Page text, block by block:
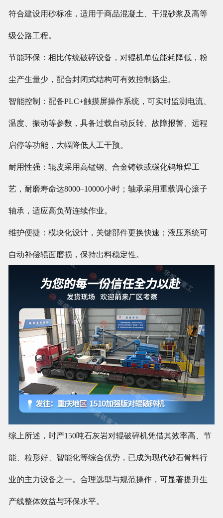
符合建设用砂标准，适用于商品混凝土、干混砂浆及高等
级公路工程。
节能环保：相比传统破碎设备，对辊机单位能耗降低，粉
尘产生量少，配合封闭式结构可有效控制扬尘。
智能控制：配备PLC+触摸屏操作系统，可实时监测电流、
温度、振动等参数，具备过载自动反转、故障报警、远程
启停等功能，大幅降低人工干预。
耐用性强：辊皮采用高锰钢、合金铸铁或碳化钨堆焊工
艺，耐磨寿命达8000–10000小时；轴承采用重载调心滚子
轴承，适应高负荷连续作业。
维护便捷：模块化设计，关键部件更换快速；液压系统可
自动补偿辊面磨损，保持出料稳定性。
综上所述，时产150吨石灰岩对辊破碎机凭借其效率高、节
能、粒形好、智能化等综合优势，已成为现代砂石骨料行
业的主力设备之一。合理选型与规范操作，可显著提升生
产线整体效益与环保水平。